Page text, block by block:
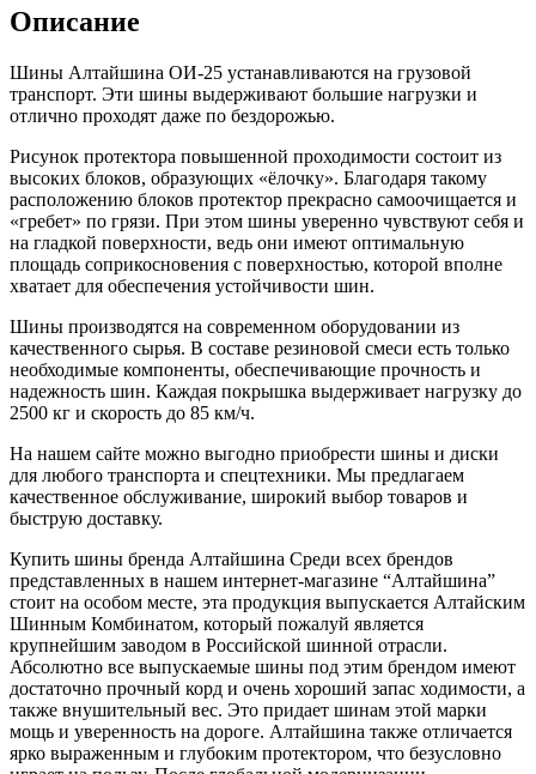
Описание
Шины Алтайшина ОИ-25 устанавливаются на грузовой
транспорт. Эти шины выдерживают большие нагрузки и
отлично проходят даже по бездорожью.
Рисунок протектора повышенной проходимости состоит из
высоких блоков, образующих «ёлочку». Благодаря такому
расположению блоков протектор прекрасно самоочищается и
«гребет» по грязи. При этом шины уверенно чувствуют себя и
на гладкой поверхности, ведь они имеют оптимальную
площадь соприкосновения с поверхностью, которой вполне
хватает для обеспечения устойчивости шин.
Шины производятся на современном оборудовании из
качественного сырья. В составе резиновой смеси есть только
необходимые компоненты, обеспечивающие прочность и
надежность шин. Каждая покрышка выдерживает нагрузку до
2500 кг и скорость до 85 км/ч.
На нашем сайте можно выгодно приобрести шины и диски
для любого транспорта и спецтехники. Мы предлагаем
качественное обслуживание, широкий выбор товаров и
быструю доставку.
Купить шины бренда Алтайшина Среди всех брендов
представленных в нашем интернет-магазине “Алтайшина”
стоит на особом месте, эта продукция выпускается Алтайским
Шинным Комбинатом, который пожалуй является
крупнейшим заводом в Российской шинной отрасли.
Абсолютно все выпускаемые шины под этим брендом имеют
достаточно прочный корд и очень хороший запас ходимости, а
также внушительный вес. Это придает шинам этой марки
мощь и уверенность на дороге. Алтайшина также отличается
ярко выраженным и глубоким протектором, что безусловно